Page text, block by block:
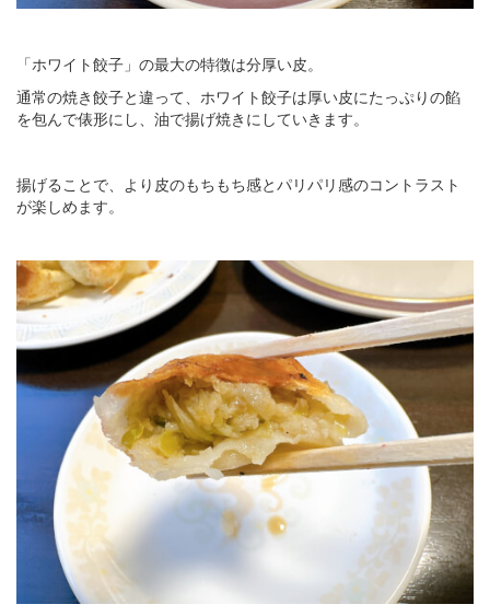
「ホワイト餃子」の最大の特徴は分厚い皮。
通常の焼き餃子と違って、ホワイト餃子は厚い皮にたっぷりの餡
を包んで俵形にし、油で揚げ焼きにしていきます。
揚げることで、より皮のもちもち感とパリパリ感のコントラスト
が楽しめます。